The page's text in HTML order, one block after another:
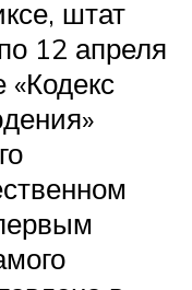
штат
12 апреля
«Кодекс